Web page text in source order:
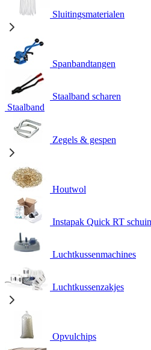
Sluitingsmaterialen
Spanbandtangen
Staalband scharen
Staalband
Zegels & gespen
Houtwol
Instapak Quick RT
Luchtkussenmachines
Luchtkussenzakjes
Opvulchips